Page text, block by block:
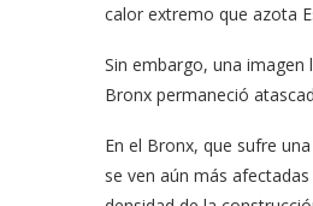
calor extremo que azota
Sin embargo, una
Bronx permaneció
En el Bronx, que sufre
se ven aún más